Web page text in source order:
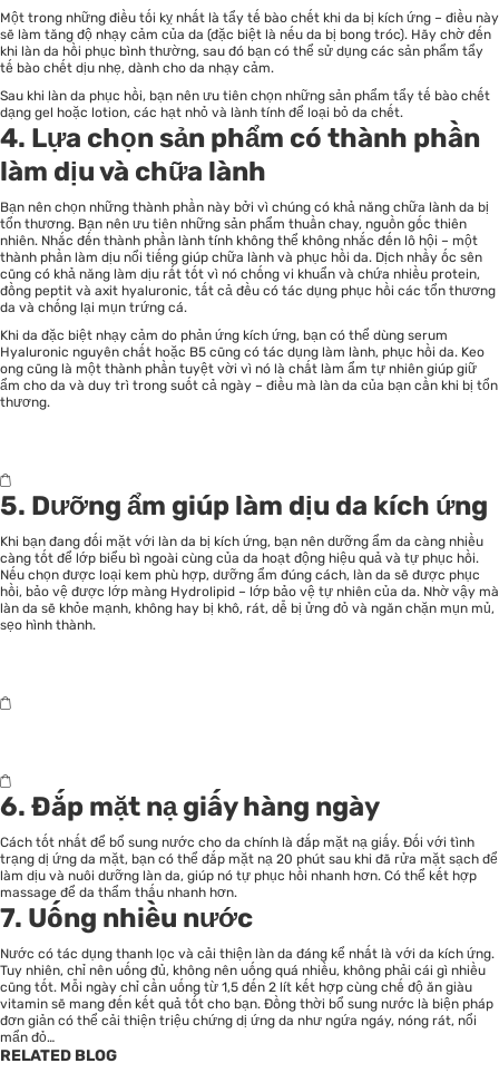
Một trong những điều tối kỵ nhất là tẩy tế bào chết khi da bị kích ứng – điều này
sẽ làm tăng độ nhạy cảm của da (đặc biệt là nếu da bị bong tróc). Hãy chờ đến
khi làn da hồi phục bình thường, sau đó bạn có thể sử dụng các sản phẩm tẩy
tế bào chết dịu nhẹ, dành cho da nhạy cảm.
Sau khi làn da phục hồi, bạn nên ưu tiên chọn những sản phẩm tẩy tế bào chết
dạng gel hoặc lotion, các hạt nhỏ và lành tính để loại bỏ da chết.
4. Lựa chọn sản phẩm có thành phần
làm dịu và chữa lành
Bạn nên chọn những thành phần này bởi vì chúng có khả năng chữa lành da bị
tổn thương. Bạn nên ưu tiên những sản phẩm thuần chay, nguồn gốc thiên
nhiên. Nhắc đến thành phần lành tính không thể không nhắc đến lô hội – một
thành phần làm dịu nổi tiếng giúp chữa lành và phục hồi da. Dịch nhầy ốc sên
cũng có khả năng làm dịu rất tốt vì nó chống vi khuẩn và chứa nhiều protein,
đồng peptit và axit hyaluronic, tất cả đều có tác dụng phục hồi các tổn thương
da và chống lại mụn trứng cá.
Khi da đặc biệt nhạy cảm do phản ứng kích ứng, bạn có thể dùng serum
Hyaluronic nguyên chất hoặc B5 cũng có tác dụng làm lành, phục hồi da. Keo
ong cũng là một thành phần tuyệt vời vì nó là chất làm ẩm tự nhiên giúp giữ
ẩm cho da và duy trì trong suốt cả ngày – điều mà làn da của bạn cần khi bị tổn
thương.
5. Dưỡng ẩm giúp làm dịu da kích ứng
Khi bạn đang đối mặt với làn da bị kích ứng, bạn nên dưỡng ẩm da càng nhiều
càng tốt để lớp biểu bì ngoài cùng của da hoạt động hiệu quả và tự phục hồi.
Nếu chọn được loại kem phù hợp, dưỡng ẩm đúng cách, làn da sẽ được phục
hồi, bảo vệ được lớp màng Hydrolipid – lớp bảo vệ tự nhiên của da. Nhờ vậy mà
làn da sẽ khỏe mạnh, không hay bị khô, rát, dễ bị ửng đỏ và ngăn chặn mụn mủ,
sẹo hình thành.
6. Đắp mặt nạ giấy hàng ngày
Cách tốt nhất để bổ sung nước cho da chính là đắp mặt nạ giấy. Đối với tình
trạng dị ứng da mặt, bạn có thể đắp mặt nạ 20 phút sau khi đã rửa mặt sạch để
làm dịu và nuôi dưỡng làn da, giúp nó tự phục hồi nhanh hơn. Có thể kết hợp
massage để da thẩm thấu nhanh hơn.
7. Uống nhiều nước
Nước có tác dụng thanh lọc và cải thiện làn da đáng kể nhất là với da kích ứng.
Tuy nhiên, chỉ nên uống đủ, không nên uống quá nhiều, không phải cái gì nhiều
cũng tốt. Mỗi ngày chỉ cần uống từ 1,5 đến 2 lít kết hợp cùng chế độ ăn giàu
vitamin sẽ mang đến kết quả tốt cho bạn. Đồng thời bổ sung nước là biện pháp
đơn giản có thể cải thiện triệu chứng dị ứng da như ngứa ngáy, nóng rát, nổi
mẩn đỏ…
RELATED BLOG